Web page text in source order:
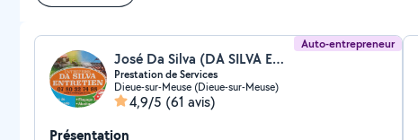
Auto-entrepreneur
José Da Silva (DA SILVA ENTRETIEN)
Prestation de Services
Dieue-sur-Meuse (Dieue-sur-Meuse)
4,9/5 (61 avis)
Présentation